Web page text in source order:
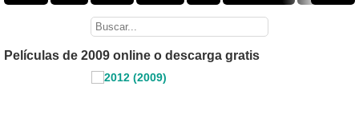
Romance Fantasía Drama Animación Crimen
Películas de 2009 online o descarga gratis